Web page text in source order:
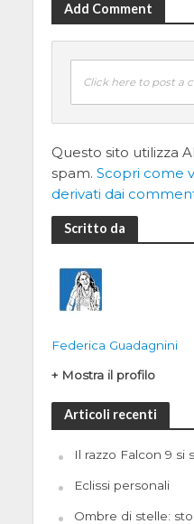
Add Comment
Click here to post a
Questo sito utilizza
spam. Scopri come
derivati dai
Scritto da
Federica Guadagnini
+ Mostra il profilo
Articoli recenti
Il razzo Falcon 9 si
Eclissi personali
Ombre di stelle: